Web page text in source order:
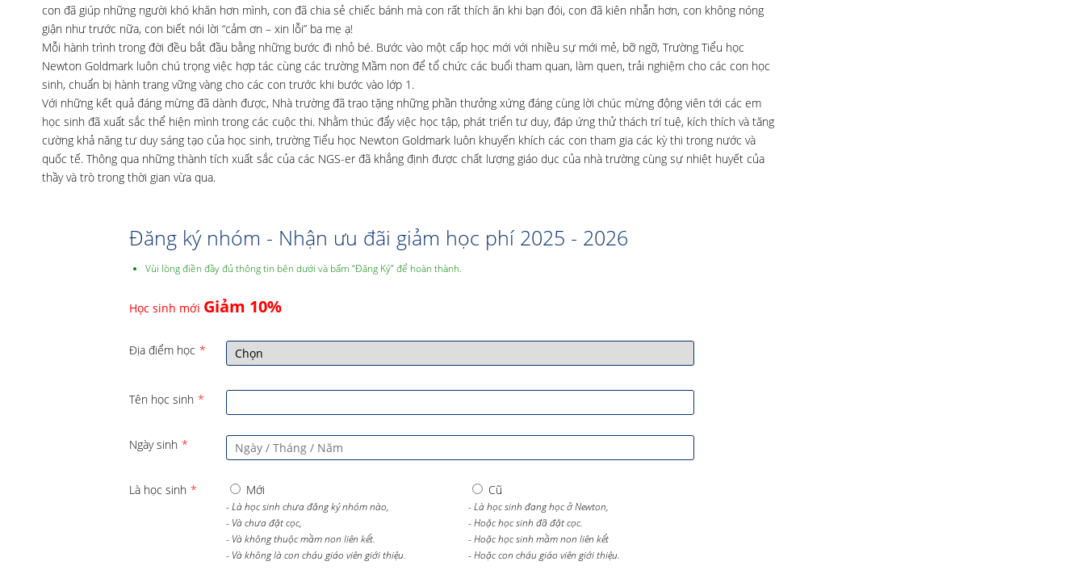
con đã giúp những người khó khăn hơn mình, con đã chia sẻ chiếc bánh mà con rất thích ăn khi bạn đói, con đã kiên nhẫn hơn, con không nóng
giận như trước nữa, con biết nói lời “cảm ơn – xin lỗi” ba mẹ ạ!
Mỗi hành trình trong đời đều bắt đầu bằng những bước đi nhỏ bé. Bước vào một cấp học mới với nhiều sự mới mẻ, bỡ ngỡ, Trường Tiểu học
Newton Goldmark luôn chú trọng việc hợp tác cùng các trường Mầm non để tổ chức các buổi tham quan, làm quen, trải nghiệm cho các con học
sinh, chuẩn bị hành trang vững vàng cho các con trước khi bước vào lớp 1.
Với những kết quả đáng mừng đã dành được, Nhà trường đã trao tặng những phần thưởng xứng đáng cùng lời chúc mừng động viên tới các em
học sinh đã xuất sắc thể hiện mình trong các cuộc thi. Nhằm thúc đẩy việc học tập, phát triển tư duy, đáp ứng thử thách trí tuệ, kích thích và tăng
cường khả năng tư duy sáng tạo của học sinh, trường Tiểu học Newton Goldmark luôn khuyến khích các con tham gia các kỳ thi trong nước và
quốc tế. Thông qua những thành tích xuất sắc của các NGS-er đã khẳng định được chất lượng giáo dục của nhà trường cùng sự nhiệt huyết của
thầy và trò trong thời gian vừa qua.
Đăng ký nhóm - Nhận ưu đãi giảm học phí 2025 - 2026
Vùi lòng điền đầy đủ thông tin bên dưới và bấm “Đăng Ký” để hoàn thành.
Học sinh mới Giảm 10%
Địa điểm học *
Tên học sinh *
Ngày sinh *
Là học sinh * Mới
- Là học sinh chưa đăng ký nhóm nào,
- Và chưa đặt cọc,
- Và không thuộc mầm non liên kết.
- Và không là con cháu giáo viên giới thiệu.
Cũ
- Là học sinh đang học ở Newton,
- Hoặc học sinh đã đặt cọc.
- Hoặc học sinh mầm non liên kết
- Hoặc con cháu giáo viên giới thiệu.